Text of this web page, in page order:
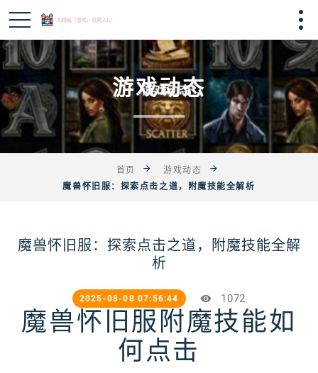
游戏动态
首页
游戏动态
魔兽怀旧服：探索点击之道，附魔技能全解析
魔兽怀旧服：探索点击之道，附魔技能全解
析
2025-08-08 07:56:44 1072
魔兽怀旧服附魔技能如
何点击